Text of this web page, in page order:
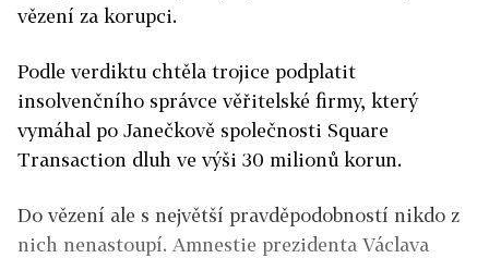
vězení za korupci.
Podle verdiktu chtěla trojice podplatit
insolvenčního správce věřitelské firmy, který
vymáhal po Janečkově společnosti Square
Transaction dluh ve výši 30 milionů korun.
Do vězení ale s největší pravděpodobností nikdo z
nich nenastoupí. Amnestie prezidenta Václava